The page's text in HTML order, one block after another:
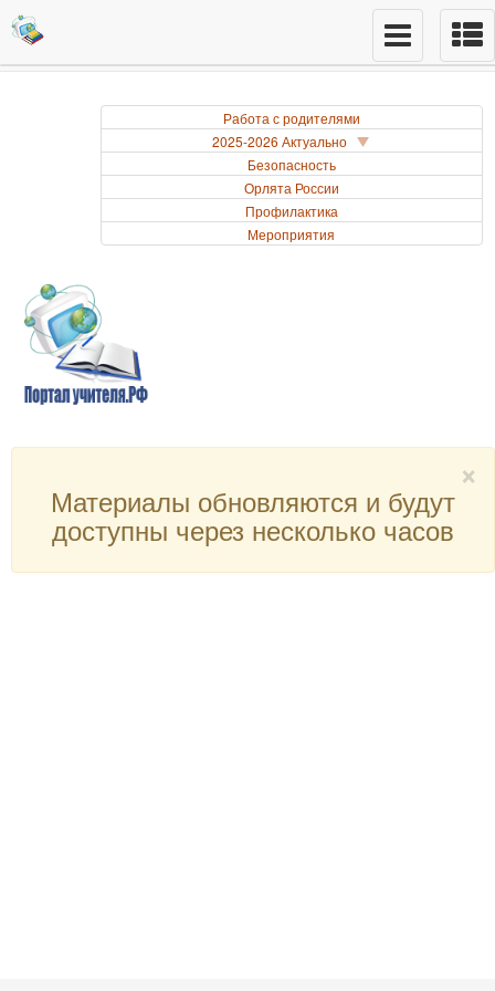
Работа с родителями
2025-2026 Актуально
Безопасность
Орлята России
Профилактика
Мероприятия
×
Материалы обновляются и будут
доступны через несколько часов